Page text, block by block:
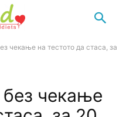
чекање на тестото да стаса, за
чекање